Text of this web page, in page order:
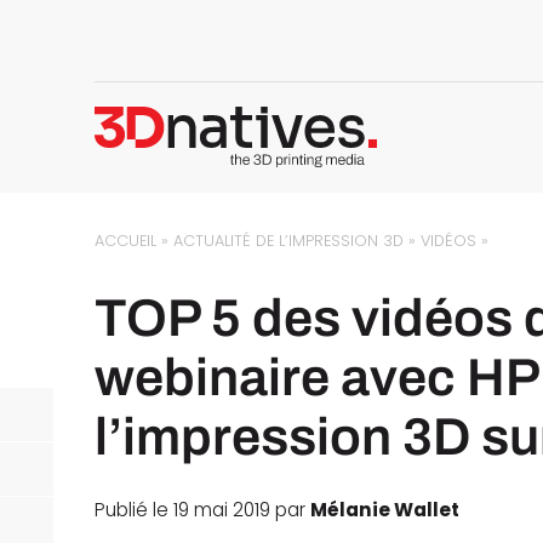
ACCUEIL »ACTUALITÉ DE L’IMPRESSION 3D »VIDÉOS »
TOP 5 des vidéos
webinaire avec
l’impression 3D
Publié le 19 mai 2019 par Mélanie Wallet